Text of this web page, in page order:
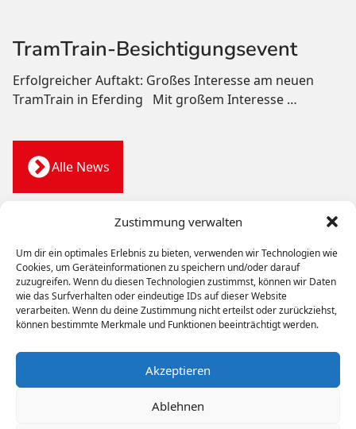
Zustimmung verwalten
Um dir ein optimales Erlebnis zu bieten, verwenden wir Technologien wie
Cookies, um Geräteinformationen zu speichern und/oder darauf
zuzugreifen. Wenn du diesen Technologien zustimmst, können wir Daten
wie das Surfverhalten oder eindeutige IDs auf dieser Website
verarbeiten. Wenn du deine Zustimmung nicht erteilst oder zurückziehst,
können bestimmte Merkmale und Funktionen beeinträchtigt werden.
Akzeptieren
Ablehnen
TramTrain-Besichtigungsevent
Erfolgreicher Auftakt: Großes Interesse am neuen
TramTrain in Eferding Mit großem Interesse …
Alle News
WIR BEWEGENMENSCHEN
BahnBusWerkstättenUnternehmenKarriere
Kontakt
Copyright © 2026 Stern & Hafferl Verkehrsgesellschaft
m.b.H.